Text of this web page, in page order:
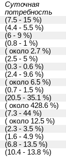
Суточная
потребность
(7.5 - 15 %)
(4.4 - 5.5 %)
(6 - 9 %)
(0.8 - 1 %)
( около 2.7 %)
(2.5 - 5 %)
(0.3 - 0.6 %)
(2.4 - 9.6 %)
( около 6.5 %)
(0.7 - 1.5 %)
(20.5 - 35.1 %)
( около 428.6 %)
(7.3 - 44 %)
( около 12.5 %)
(2.3 - 3.5 %)
(1.6 - 4.9 %)
(6.8 - 13.5 %)
(10.4 - 13.8 %)